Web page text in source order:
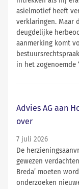
asielmotief heeft
verklaringen. Maar
deugdelijke
aanmerking komt
in het zogenoemde
Advies AG aan
over
7 juli 2026
De
gewezen
Breda’ moeten
onderzoeken